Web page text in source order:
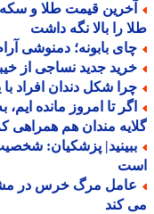
را بالا نگه داشت
بابونه؛ دمنوشی آرام
جدید نساجی از خیبر
شکل دندان افراد با
تا امروز مانده ایم،
مندان هم همراهی
پزشکیان: شخصیت
مرگ خرس در
کند